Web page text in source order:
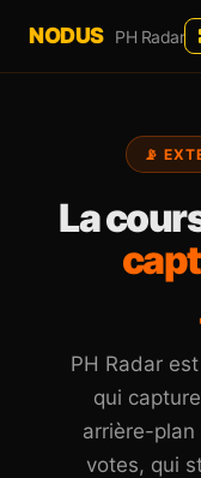
NODUS PH Radar
📡
La
PH Radar
qui
arrière-
votes, qui